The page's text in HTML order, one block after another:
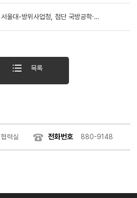
서울대-방위사업청, 첨단 국방공학·정책 분야 업무협약 체결
목록
력실 전화번호 880-9148